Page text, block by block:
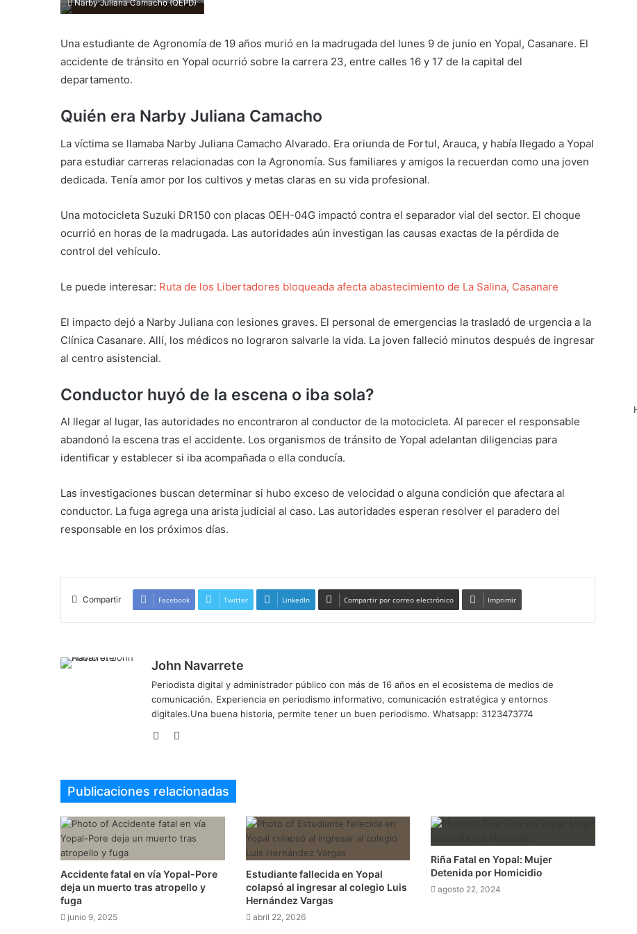
Narby Juliana Camacho (QEPD)
Una estudiante de Agronomía de 19 años murió en la madrugada del lunes 9 de junio en Yopal, Casanare. El
accidente de tránsito en Yopal ocurrió sobre la carrera 23, entre calles 16 y 17 de la capital del
departamento.
Quién era Narby Juliana Camacho
La víctima se llamaba Narby Juliana Camacho Alvarado. Era oriunda de Fortul, Arauca, y había llegado a Yopal
para estudiar carreras relacionadas con la Agronomía. Sus familiares y amigos la recuerdan como una joven
dedicada. Tenía amor por los cultivos y metas claras en su vida profesional.
Una motocicleta Suzuki DR150 con placas OEH-04G impactó contra el separador vial del sector. El choque
ocurrió en horas de la madrugada. Las autoridades aún investigan las causas exactas de la pérdida de
control del vehículo.
Le puede interesar: Ruta de los Libertadores bloqueada afecta abastecimiento de La Salina, Casanare
El impacto dejó a Narby Juliana con lesiones graves. El personal de emergencias la trasladó de urgencia a la
Clínica Casanare. Allí, los médicos no lograron salvarle la vida. La joven falleció minutos después de ingresar
al centro asistencial.
Conductor huyó de la escena o iba sola?
Al llegar al lugar, las autoridades no encontraron al conductor de la motocicleta. Al parecer el responsable
abandonó la escena tras el accidente. Los organismos de tránsito de Yopal adelantan diligencias para
identificar y establecer si iba acompañada o ella conducía.
Las investigaciones buscan determinar si hubo exceso de velocidad o alguna condición que afectara al
conductor. La fuga agrega una arista judicial al caso. Las autoridades esperan resolver el paradero del
responsable en los próximos días.
Compartir Facebook Twitter LinkedIn Compartir por correo electrónico Imprimir
John Navarrete
Periodista digital y administrador público con más de 16 años en el ecosistema de medios de
comunicación. Experiencia en periodismo informativo, comunicación estratégica y entornos
digitales.Una buena historia, permite tener un buen periodismo. Whatsapp: 3123473774
SitioTwitter
Publicaciones relacionadas
Accidente fatal en vía Yopal-Pore
deja un muerto tras atropello y
fuga
junio 9, 2025
Estudiante fallecida en Yopal
colapsó al ingresar al colegio Luis
Hernández Vargas
abril 22, 2026
Riña Fatal en Yopal: Mujer
Detenida por Homicidio
agosto 22, 2024